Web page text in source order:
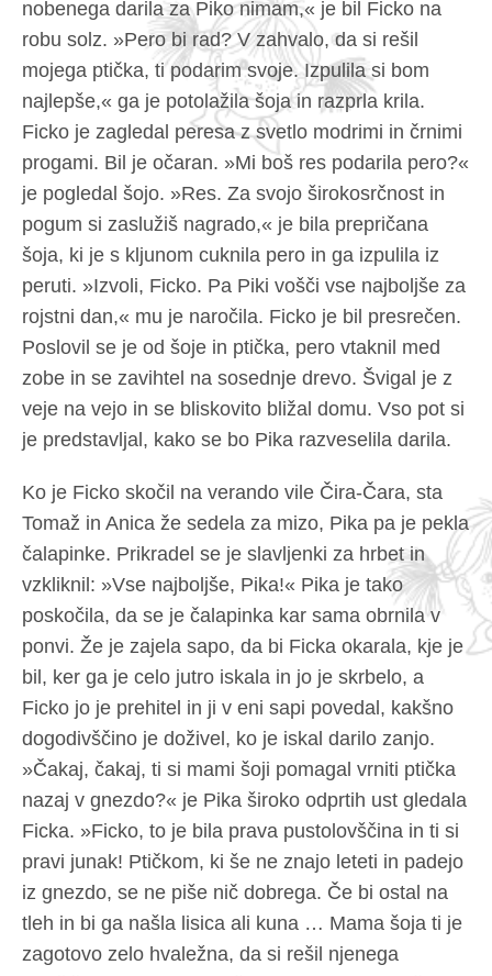
nobenega darila za Piko nimam,« je bil Ficko na
robu solz. »Pero bi rad? V zahvalo, da si rešil
mojega ptička, ti podarim svoje. Izpulila si bom
najlepše,« ga je potolažila šoja in razprla krila.
Ficko je zagledal peresa z svetlo modrimi in črnimi
progami. Bil je očaran. »Mi boš res podarila pero?«
je pogledal šojo. »Res. Za svojo širokosrčnost in
pogum si zaslužiš nagrado,« je bila prepričana
šoja, ki je s kljunom cuknila pero in ga izpulila iz
peruti. »Izvoli, Ficko. Pa Piki vošči vse najboljše za
rojstni dan,« mu je naročila. Ficko je bil presrečen.
Poslovil se je od šoje in ptička, pero vtaknil med
zobe in se zavihtel na sosednje drevo. Švigal je z
veje na vejo in se bliskovito bližal domu. Vso pot si
je predstavljal, kako se bo Pika razveselila darila.
Ko je Ficko skočil na verando vile Čira-Čara, sta
Tomaž in Anica že sedela za mizo, Pika pa je pekla
čalapinke. Prikradel se je slavljenki za hrbet in
vzkliknil: »Vse najboljše, Pika!« Pika je tako
poskočila, da se je čalapinka kar sama obrnila v
ponvi. Že je zajela sapo, da bi Ficka okarala, kje je
bil, ker ga je celo jutro iskala in jo je skrbelo, a
Ficko jo je prehitel in ji v eni sapi povedal, kakšno
dogodivščino je doživel, ko je iskal darilo zanjo.
»Čakaj, čakaj, ti si mami šoji pomagal vrniti ptička
nazaj v gnezdo?« je Pika široko odprtih ust gledala
Ficka. »Ficko, to je bila prava pustolovščina in ti si
pravi junak! Ptičkom, ki še ne znajo leteti in padejo
iz gnezdo, se ne piše nič dobrega. Če bi ostal na
tleh in bi ga našla lisica ali kuna … Mama šoja ti je
zagotovo zelo hvaležna, da si rešil njenega